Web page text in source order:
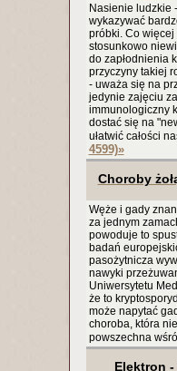
Nasienie ludzkie
wykazywać
próbki. Co
stosunkowo
do zapłodnienia
przyczyny takiej
- uważa się na
jedynie zajęciu
immunologiczny
dostać się na
ułatwić całości
4599)»
Choroby
Węże i gady
za jednym
powoduje to
badań
pasożytnicza
nawyki
Uniwersytetu
że to
może napytać
choroba, która
powszechna
Elektron